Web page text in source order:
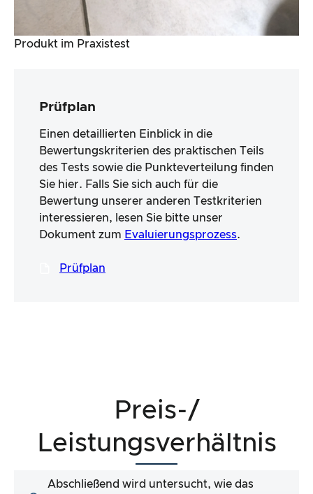
Produkt im Praxistest
Prüfplan
Einen detaillierten Einblick in die
Bewertungskriterien des praktischen Teils
des Tests sowie die Punkteverteilung finden
Sie hier. Falls Sie sich auch für die
Bewertung unserer anderen Testkriterien
interessieren, lesen Sie bitte unser
Dokument zum Evaluierungsprozess.
Prüfplan
Preis-/
Leistungsverhältnis
Abschließend wird untersucht, wie das